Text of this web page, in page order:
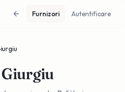
Furnizori Autentificare